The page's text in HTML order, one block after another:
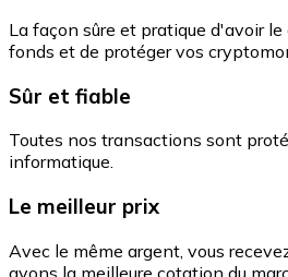
La façon sûre et pratique d'avoir
fonds et de protéger vos
Sûr et fiable
Toutes nos transactions sont
informatique.
Le meilleur prix
Avec le même argent, vous
avons la meilleure cotation du